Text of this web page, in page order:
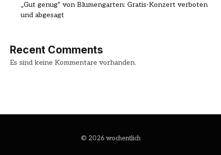
„Gut genug“ von Blumengarten: Gratis-Konzert verboten
und abgesagt
Recent Comments
Es sind keine Kommentare vorhanden.
© 2026 wochentlich